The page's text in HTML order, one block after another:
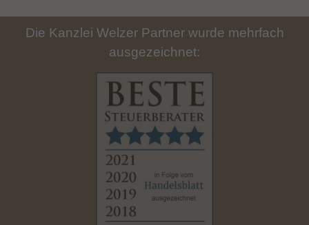
Die Kanzlei Welzer Partner wurde mehrfach
ausgezeichnet: